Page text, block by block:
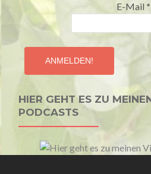
E-Mail *
HIER GEHT ES ZU
PODCASTS